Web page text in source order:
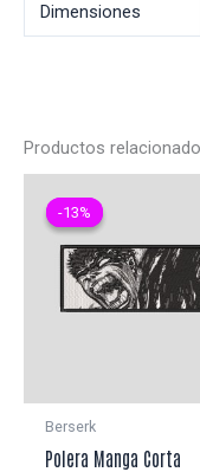
Dimensiones
Productos
-13%
-13%
Berserk
Polera Manga Corta